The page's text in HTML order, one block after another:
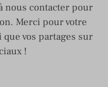
nous contacter pour
Merci pour votre
vos partages sur
!